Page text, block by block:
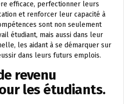
efficace, perfectionner leurs
et renforcer leur capacité à
sont non seulement
étudiant, mais aussi dans leur
les aidant à se démarquer sur
dans leurs futurs emplois.
revenu
les étudiants.